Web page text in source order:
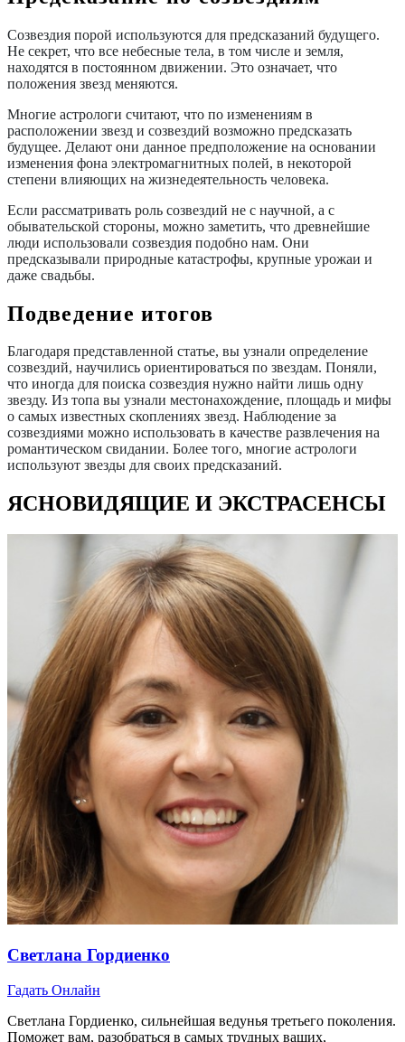
Созвездия порой используются для предсказаний будущего.
Не секрет, что все небесные тела, в том числе и земля,
находятся в постоянном движении. Это означает, что
положения звезд меняются.
Многие астрологи считают, что по изменениям в
расположении звезд и созвездий возможно предсказать
будущее. Делают они данное предположение на основании
изменения фона электромагнитных полей, в некоторой
степени влияющих на жизнедеятельность человека.
Если рассматривать роль созвездий не с научной, а с
обывательской стороны, можно заметить, что древнейшие
люди использовали созвездия подобно нам. Они
предсказывали природные катастрофы, крупные урожаи и
даже свадьбы.
Подведение итогов
Благодаря представленной статье, вы узнали определение
созвездий, научились ориентироваться по звездам. Поняли,
что иногда для поиска созвездия нужно найти лишь одну
звезду. Из топа вы узнали местонахождение, площадь и мифы
о самых известных скоплениях звезд. Наблюдение за
созвездиями можно использовать в качестве развлечения на
романтическом свидании. Более того, многие астрологи
используют звезды для своих предсказаний.
ЯСНОВИДЯЩИЕ И ЭКСТРАСЕНСЫ
Светлана Гордиенко
Гадать Онлайн
Светлана Гордиенко, сильнейшая ведунья третьего поколения.
Поможет вам, разобраться в самых трудных ваших,